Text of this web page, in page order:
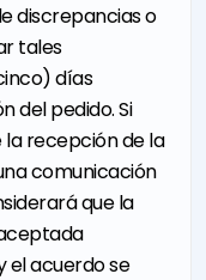
discrepancias o
tales
días
del pedido. Si
recepción de la
comunicación
que la
acuerdo se